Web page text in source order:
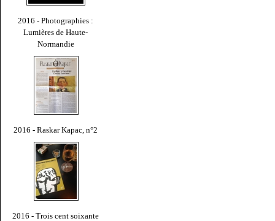
2016 - Photographies :
Lumières de Haute-
Normandie
2016 - Raskar Kapac, n°2
2016 - Trois cent soixante